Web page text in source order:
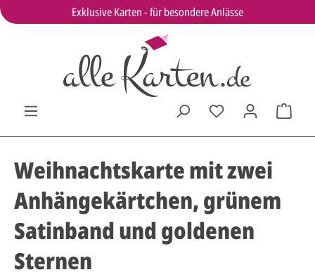
Exklusive Karten - für besondere Anlässe
Weihnachtskarte mit zwei
Anhängekärtchen, grünem
Satinband und goldenen
Sternen